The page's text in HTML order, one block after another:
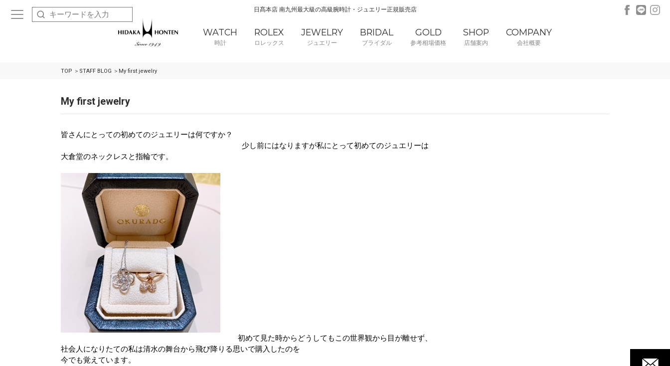
日髙本店 南九州最大級の高級腕時計・ジュエリー正規販売店
WATCH
時計
ROLEX
ロレックス
JEWELRY
ジュエリー
BRIDAL
ブライダル
GOLD
参考相場価格
SHOP
店舗案内
COMPANY
会社概要
TOP STAFF BLOG My first jewelry
My first jewelry
皆さんにとっての初めてのジュエリーは何ですか？
少し前にはなりますが私にとって初めてのジュエリーは
大倉堂のネックレスと指輪です。
初めて見た時からどうしてもこの世界観から目が離せず、
社会人になりたての私は清水の舞台から飛び降りる思いで購入したのを
今でも覚えています。